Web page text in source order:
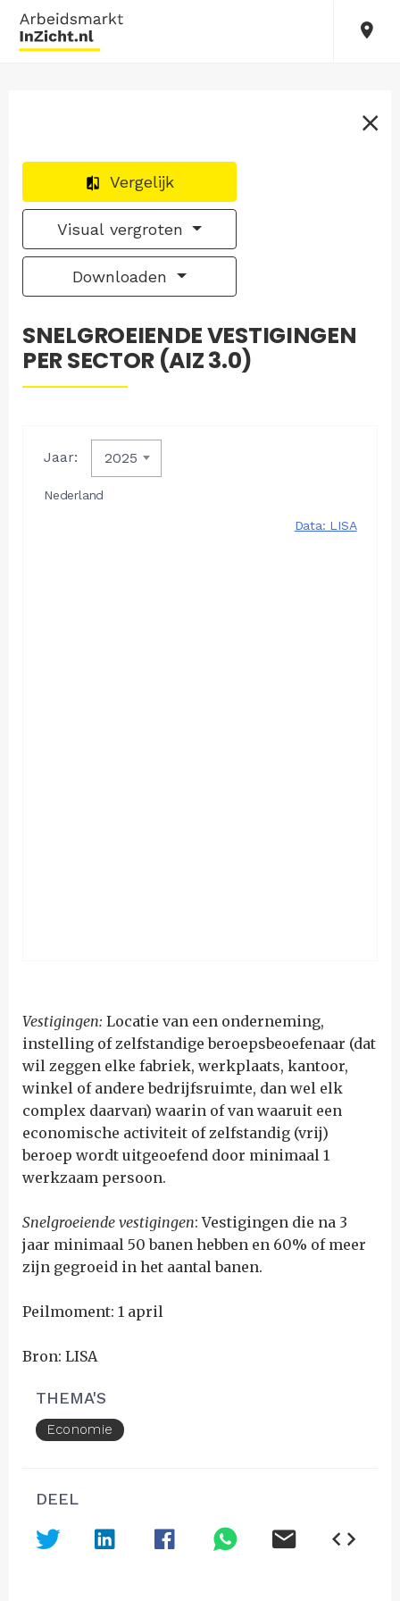
Vergelijk
Visual vergroten
Downloaden
SNELGROEIENDE VESTIGINGEN
PER SECTOR (AIZ 3.0)
Vestigingen: Locatie van een onderneming,
instelling of zelfstandige beroepsbeoefenaar (dat
wil zeggen elke fabriek, werkplaats, kantoor,
winkel of andere bedrijfsruimte, dan wel elk
complex daarvan) waarin of van waaruit een
economische activiteit of zelfstandig (vrij)
beroep wordt uitgeoefend door minimaal 1
werkzaam persoon.
Snelgroeiende vestigingen: Vestigingen die na 3
jaar minimaal 50 banen hebben en 60% of meer
zijn gegroeid in het aantal banen.
Peilmoment: 1 april
Bron: LISA
THEMA'S
Economie
DEEL